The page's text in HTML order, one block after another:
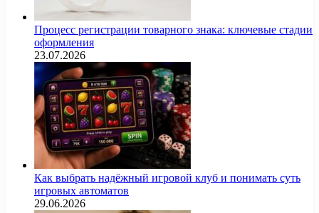
Процесс регистрации товарного знака: ключевые стадии
оформления
23.07.2026
Как выбрать надёжный игровой клуб и понимать суть
игровых автоматов
29.06.2026